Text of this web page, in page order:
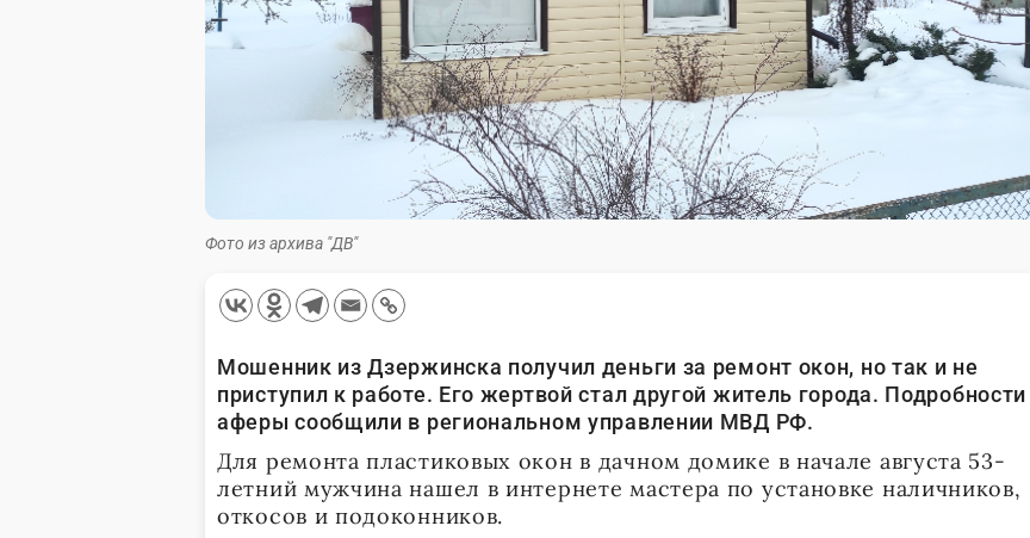
Фото из архива "ДВ"
Мошенник из Дзержинска получил деньги за ремонт окон, но так и не
приступил к работе. Его жертвой стал другой житель города. Подробности
аферы сообщили в региональном управлении МВД РФ.
Для ремонта пластиковых окон в дачном домике в начале августа 53-
летний мужчина нашел в интернете мастера по установке наличников,
откосов и подоконников.